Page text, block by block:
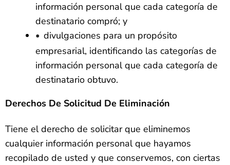
información personal que cada categoría de
destinatario compró; y
divulgaciones para un propósito
empresarial, identificando las categorías de
información personal que cada categoría de
destinatario obtuvo.
Derechos De Solicitud De Eliminación
Tiene el derecho de solicitar que eliminemos
cualquier información personal que hayamos
recopilado de usted y que conservemos, con ciertas